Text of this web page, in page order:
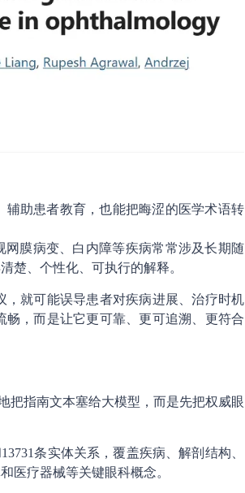
助患者教育，也能把晦涩的医学术语转
膜病变、白内障等疾病常常涉及长期随
楚、个性化、可执行的解释。
就可能误导患者对疾病进展、治疗时机
，而是让它更可靠、更可追溯、更符合
把指南文本塞给大模型，而是先把权威眼
条实体关系，覆盖疾病、解剖结构、
医疗器械等关键眼科概念。